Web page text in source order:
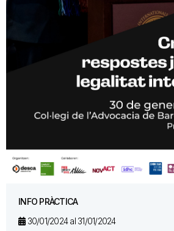
INFO PRÀCTICA
30/01/2024 al 31/01/2024